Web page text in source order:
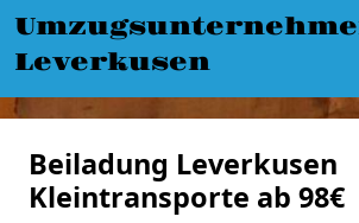
Leverkusen
Beiladung Leverkusen
Kleintransporte ab 98€